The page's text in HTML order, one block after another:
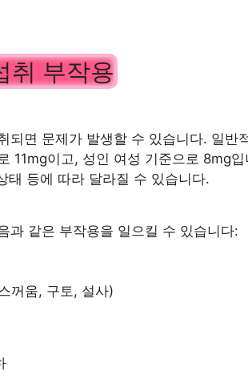
취 부작용
되면 문제가 발생할 수 있습니다. 일반
11mg이고, 성인 여성 기준으로 8mg
태 등에 따라 달라질 수 있습니다.
과 같은 부작용을 일으킬 수 있습니다:
꺼움, 구토, 설사)